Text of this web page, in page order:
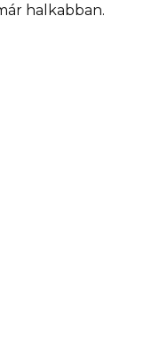
halkabban.